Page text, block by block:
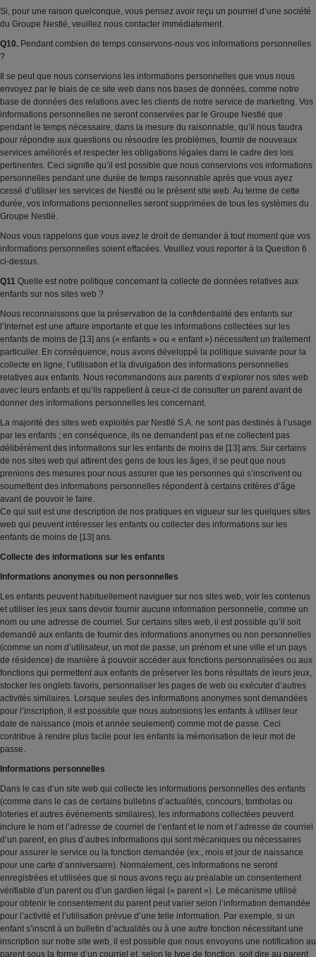
Si, pour une raison quelconque, vous pensez avoir reçu un pourriel d’une société
du Groupe Nestlé, veuillez nous contacter immédiatement.
Q10. Pendant combien de temps conservons-nous vos informations personnelles
?
Il se peut que nous conservions les informations personnelles que vous nous
envoyez par le biais de ce site web dans nos bases de données, comme notre
base de données des relations avec les clients de notre service de marketing. Vos
informations personnelles ne seront conservées par le Groupe Nestlé que
pendant le temps nécessaire, dans la mesure du raisonnable, qu’il nous faudra
pour répondre aux questions ou résoudre les problèmes, fournir de nouveaux
services améliorés et respecter les obligations légales dans le cadre des lois
pertinentes. Ceci signifie qu’il est possible que nous conservions vos informations
personnelles pendant une durée de temps raisonnable après que vous ayez
cessé d’utiliser les services de Nestlé ou le présent site web. Au terme de cette
durée, vos informations personnelles seront supprimées de tous les systèmes du
Groupe Nestlé.
Nous vous rappelons que vous avez le droit de demander à tout moment que vos
informations personnelles soient effacées. Veuillez vous reporter à la Question 6
ci-dessus.
Q11 Quelle est notre politique concernant la collecte de données relatives aux
enfants sur nos sites web ?
Nous reconnaissons que la préservation de la confidentialité des enfants sur
l’Internet est une affaire importante et que les informations collectées sur les
enfants de moins de [13] ans (« enfants » ou « enfant ») nécessitent un traitement
particulier. En conséquence, nous avons développé la politique suivante pour la
collecte en ligne, l’utilisation et la divulgation des informations personnelles
relatives aux enfants. Nous recommandons aux parents d’explorer nos sites web
avec leurs enfants et qu’ils rappellent à ceux-ci de consulter un parent avant de
donner des informations personnelles les concernant.
La majorité des sites web exploités par Nestlé S.A. ne sont pas destinés à l’usage
par les enfants ; en conséquence, ils ne demandent pas et ne collectent pas
délibérément des informations sur les enfants de moins de [13] ans. Sur certains
de nos sites web qui attirent des gens de tous les âges, il se peut que nous
prenions des mesures pour nous assurer que les personnes qui s’inscrivent ou
soumettent des informations personnelles répondent à certains critères d’âge
avant de pouvoir le faire.
Ce qui suit est une description de nos pratiques en vigueur sur les quelques sites
web qui peuvent intéresser les enfants ou collecter des informations sur les
enfants de moins de [13] ans.
Collecte des informations sur les enfants
Informations anonymes ou non personnelles
Les enfants peuvent habituellement naviguer sur nos sites web, voir les contenus
et utiliser les jeux sans devoir fournir aucune information personnelle, comme un
nom ou une adresse de courriel. Sur certains sites web, il est possible qu’il soit
demandé aux enfants de fournir des informations anonymes ou non personnelles
(comme un nom d’utilisateur, un mot de passe, un prénom et une ville et un pays
de résidence) de manière à pouvoir accéder aux fonctions personnalisées ou aux
fonctions qui permettent aux enfants de préserver les bons résultats de leurs jeux,
stocker les onglets favoris, personnaliser les pages de web ou exécuter d’autres
activités similaires. Lorsque seules des informations anonymes sont demandées
pour l’inscription, il est possible que nous autorisions les enfants à utiliser leur
date de naissance (mois et année seulement) comme mot de passe. Ceci
contribue à rendre plus facile pour les enfants la mémorisation de leur mot de
passe.
Informations personnelles
Dans le cas d’un site web qui collecte les informations personnelles des enfants
(comme dans le cas de certains bulletins d’actualités, concours, tombolas ou
loteries et autres événements similaires), les informations collectées peuvent
inclure le nom et l’adresse de courriel de l’enfant et le nom et l’adresse de courriel
d’un parent, en plus d’autres informations qui sont mécaniques ou nécessaires
pour assurer le service ou la fonction demandée (ex., mois et jour de naissance
pour une carte d’anniversaire). Normalement, ces informations ne seront
enregistrées et utilisées que si nous avons reçu au préalable un consentement
vérifiable d’un parent ou d’un gardien légal (« parent »). Le mécanisme utilisé
pour obtenir le consentement du parent peut varier selon l’information demandée
pour l’activité et l’utilisation prévue d’une telle information. Par exemple, si un
enfant s’inscrit à un bulletin d’actualités ou à une autre fonction nécessitant une
inscription sur notre site web, il est possible que nous envoyons une notification au
parent sous la forme d’un courriel et, selon le type de fonction, soit dire au parent